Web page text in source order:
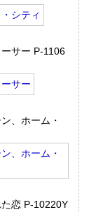
サー P-1106
、ホーム・
恋 P-10220Y